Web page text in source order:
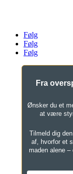
Følg
Følg
Følg
Fra
Ønsker du et
at være
Tilmeld dig
af, hvorfor et
maden alene